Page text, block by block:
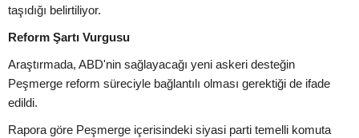
taşıdığı belirtiliyor.
Reform Şartı Vurgusu
Araştırmada, ABD'nin sağlayacağı yeni askeri desteğin
Peşmerge reform süreciyle bağlantılı olması gerektiği de ifade
edildi.
Rapora göre Peşmerge içerisindeki siyasi parti temelli komuta